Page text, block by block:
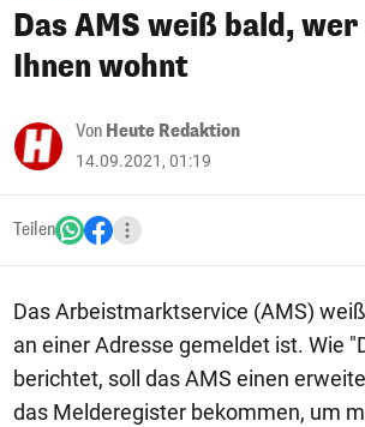
Das AMS weiß bald,
Ihnen wohnt
Von Heute Redaktion
14.09.2021, 01:19
Teilen
Das Arbeistmarktservice (AMS)
an einer Adresse gemeldet ist. Wie
berichtet, soll das AMS einen
das Melderegister bekommen, um